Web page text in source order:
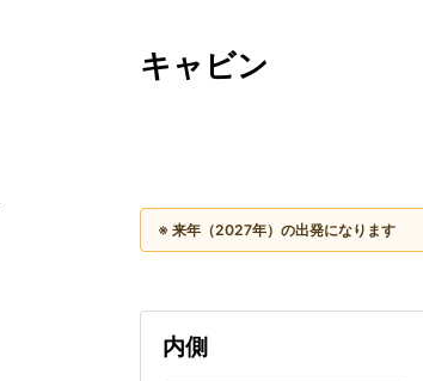
キャビン
※ 来年（2027年）の出発になります
内側